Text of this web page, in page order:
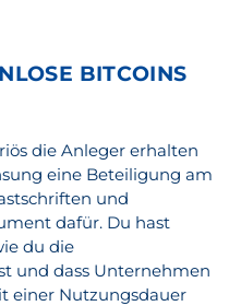
BITCOINS
die Anleger erhalten
eine Beteiligung am
und
dafür. Du hast
du die
und dass Unternehmen
einer Nutzungsdauer